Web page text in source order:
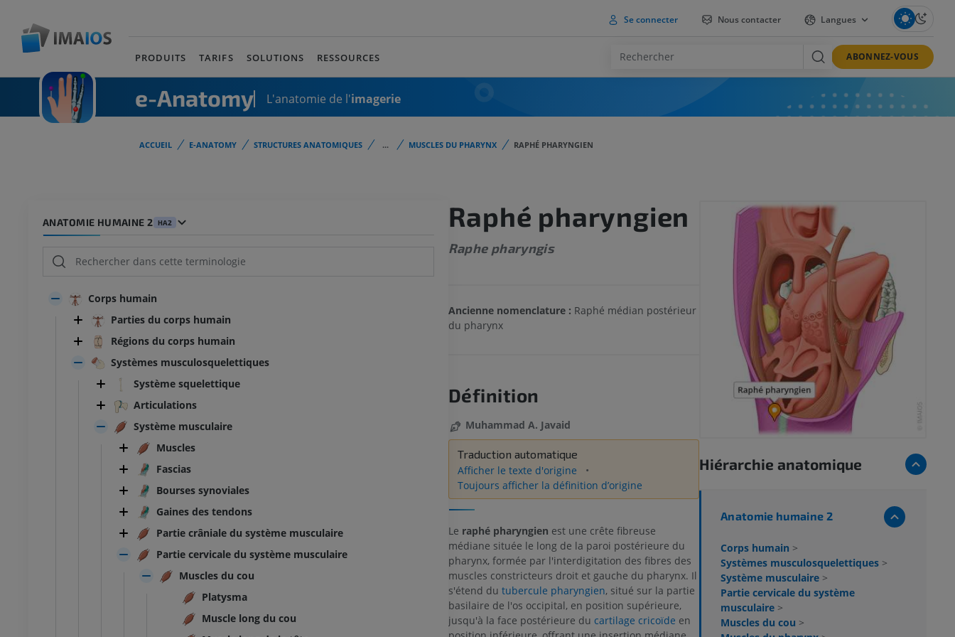
Se connecter Nous contacter Langues
PRODUITS TARIFS SOLUTIONS RESSOURCES ABONNEZ-VOUS
e-Anatomy L'anatomie de l'imagerie
ACCUEIL E-ANATOMY STRUCTURES ANATOMIQUES ... MUSCLES DU PHARYNX RAPHÉ PHARYNGIEN
ANATOMIE HUMAINE 2 HA2
Corps humain
Parties du corps humain
Régions du corps humain
Systèmes musculosquelettiques
Système squelettique
Articulations
Système musculaire
Muscles
Fascias
Bourses synoviales
Gaines des tendons
Partie crâniale du système musculaire
Partie cervicale du système musculaire
Muscles du cou
Platysma
Muscle long du cou
Raphé pharyngien
Raphe pharyngis
Ancienne nomenclature : Raphé médian postérieur
du pharynx
Définition
Muhammad A. Javaid
Traduction automatique
Afficher le texte d'origine
Toujours afficher la définition d’origine
Le raphé pharyngien est une crête fibreuse
médiane située le long de la paroi postérieure du
pharynx, formée par l'interdigitation des fibres des
muscles constricteurs droit et gauche du pharynx. Il
s'étend du tubercule pharyngien, situé sur la partie
basilaire de l'os occipital, en position supérieure,
jusqu'à la face postérieure du cartilage cricoïde en
Hiérarchie anatomique
Anatomie humaine 2
Corps humain >
Systèmes musculosquelettiques >
Système musculaire >
Partie cervicale du système
musculaire >
Muscles du cou >